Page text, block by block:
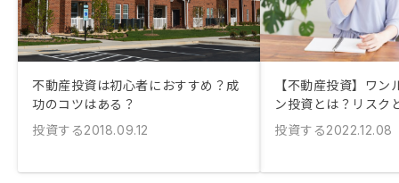
不動産投資は初心者におすすめ？成
功のコツはある？
投資する2018.09.12
【不動産投資】ワ
ン投資とは？リスク
投資する2022.12.08